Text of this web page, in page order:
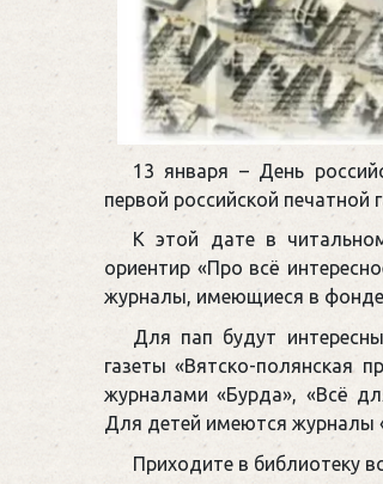
13 января – День
первой российской
К этой дате в
ориентир «Про всё
журналы, имеющиеся в фонде
Для пап будут
газеты «Вятско-полянская
журналами «Бурда», «Всё
Для детей имеются журналы
Приходите в библиотеку